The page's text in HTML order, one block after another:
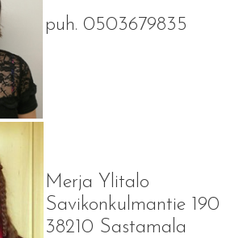
puh. 0503679835
Merja Ylitalo
Savikonkulmantie 190
38210 Sastamala